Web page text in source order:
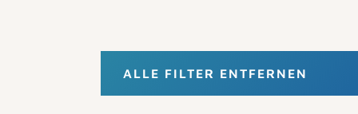
ALLE FILTER ENTFERNEN